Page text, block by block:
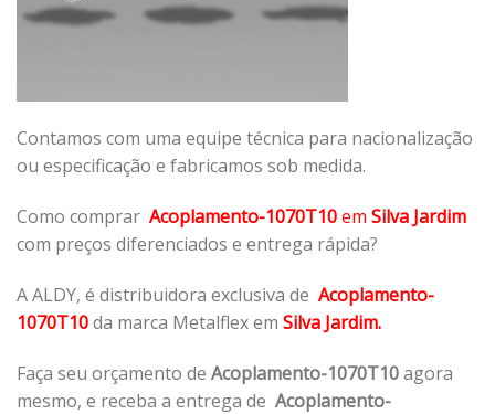
Contamos com uma equipe técnica para nacionalização
ou especificação e fabricamos sob medida.
Como comprar Acoplamento-1070T10em Silva Jardim
com preços diferenciados e entrega rápida?
A ALDY, é distribuidora exclusiva de Acoplamento-
1070T10da marca Metalflex em Silva Jardim.
Faça seu orçamento de Acoplamento-1070T10agora
mesmo, e receba a entrega de Acoplamento-